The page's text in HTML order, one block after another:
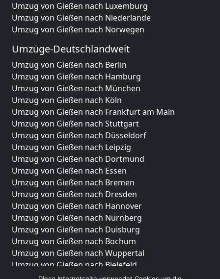
Umzug von Gießen nach Luxemburg
Umzug von Gießen nach Niederlande
Umzug von Gießen nach Norwegen
Umzüge-Deutschlandweit
Umzug von Gießen nach Berlin
Umzug von Gießen nach Hamburg
Umzug von Gießen nach München
Umzug von Gießen nach Köln
Umzug von Gießen nach Frankfurt am Main
Umzug von Gießen nach Stuttgart
Umzug von Gießen nach Düsseldorf
Umzug von Gießen nach Leipzig
Umzug von Gießen nach Dortmund
Umzug von Gießen nach Essen
Umzug von Gießen nach Bremen
Umzug von Gießen nach Dresden
Umzug von Gießen nach Hannover
Umzug von Gießen nach Nürnberg
Umzug von Gießen nach Duisburg
Umzug von Gießen nach Bochum
Umzug von Gießen nach Wuppertal
Umzug von Gießen nach Bielefeld
Umzug von Gießen nach Bonn